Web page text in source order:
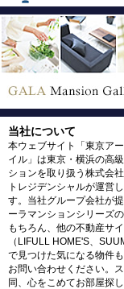
当社について
本ウェブサイト「東京ア
イル」は東京・横浜の高
ションを取り扱う株式会
トレジデンシャルが運営
す。当社グループ会社が
ーラマンションシリーズ
もちろん、他の不動産サイ
（LIFULL HOME'S、
で見つけた気になる物件
お問い合わせください。
同、心をこめてお部屋探